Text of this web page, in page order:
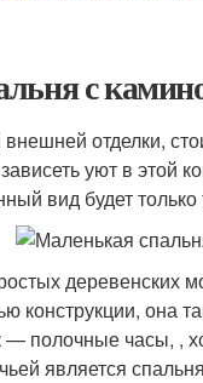
с
отделки,
уют в этой
вид будет
деревенских
конструкции, она
— полочные часы, ,
является